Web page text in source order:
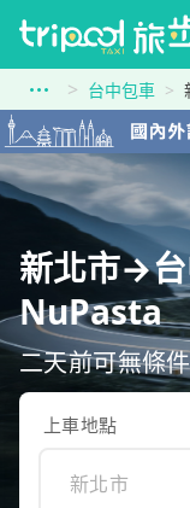
台中包車
新北市→台
NuPasta
二天前可無條
上車地點